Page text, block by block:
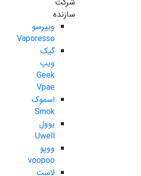
سازنده
ویپرسو
Vaporesso
گیک
ویپ
Geek
Vpae
اسموک
Smok
یوول
Uwell
ووپو
voopoo
لاست